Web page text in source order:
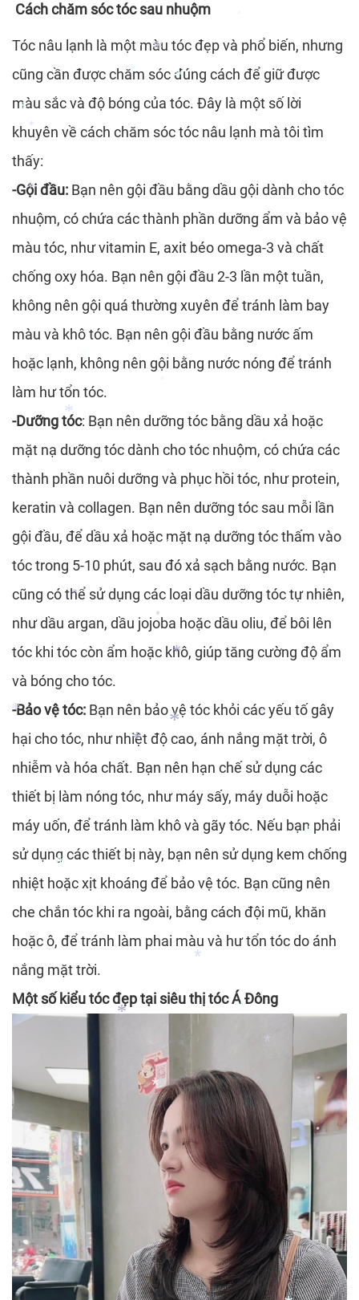
*
*
*
*
*
*
*
*
*
*
*
*
*
*
*
*
*
*
*
*
*
Cách chăm sóc tóc sau nhuộm
Tóc nâu lạnh là một màu tóc đẹp và phổ biến, nhưng
cũng cần được chăm sóc đúng cách để giữ được
màu sắc và độ bóng của tóc. Đây là một số lời
khuyên về cách chăm sóc tóc nâu lạnh mà tôi tìm
thấy:
-Gội đầu: Bạn nên gội đầu bằng dầu gội dành cho tóc
nhuộm, có chứa các thành phần dưỡng ẩm và bảo vệ
màu tóc, như vitamin E, axit béo omega-3 và chất
chống oxy hóa. Bạn nên gội đầu 2-3 lần một tuần,
không nên gội quá thường xuyên để tránh làm bay
màu và khô tóc. Bạn nên gội đầu bằng nước ấm
hoặc lạnh, không nên gội bằng nước nóng để tránh
làm hư tổn tóc.
-Dưỡng tóc: Bạn nên dưỡng tóc bằng dầu xả hoặc
mặt nạ dưỡng tóc dành cho tóc nhuộm, có chứa các
thành phần nuôi dưỡng và phục hồi tóc, như protein,
keratin và collagen. Bạn nên dưỡng tóc sau mỗi lần
gội đầu, để dầu xả hoặc mặt nạ dưỡng tóc thấm vào
tóc trong 5-10 phút, sau đó xả sạch bằng nước. Bạn
cũng có thể sử dụng các loại dầu dưỡng tóc tự nhiên,
như dầu argan, dầu jojoba hoặc dầu oliu, để bôi lên
tóc khi tóc còn ẩm hoặc khô, giúp tăng cường độ ẩm
và bóng cho tóc.
-Bảo vệ tóc: Bạn nên bảo vệ tóc khỏi các yếu tố gây
hại cho tóc, như nhiệt độ cao, ánh nắng mặt trời, ô
nhiễm và hóa chất. Bạn nên hạn chế sử dụng các
thiết bị làm nóng tóc, như máy sấy, máy duỗi hoặc
máy uốn, để tránh làm khô và gãy tóc. Nếu bạn phải
sử dụng các thiết bị này, bạn nên sử dụng kem chống
nhiệt hoặc xịt khoáng để bảo vệ tóc. Bạn cũng nên
che chắn tóc khi ra ngoài, bằng cách đội mũ, khăn
hoặc ô, để tránh làm phai màu và hư tổn tóc do ánh
nắng mặt trời.
Một số kiểu tóc đẹp tại siêu thị tóc Á Đông